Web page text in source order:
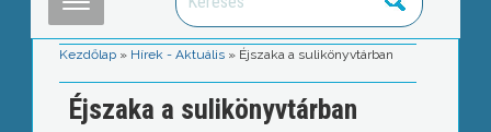
Kezdőlap » Hírek - Aktuális » Éjszaka a sulikönyvtárban
Éjszaka a sulikönyvtárban